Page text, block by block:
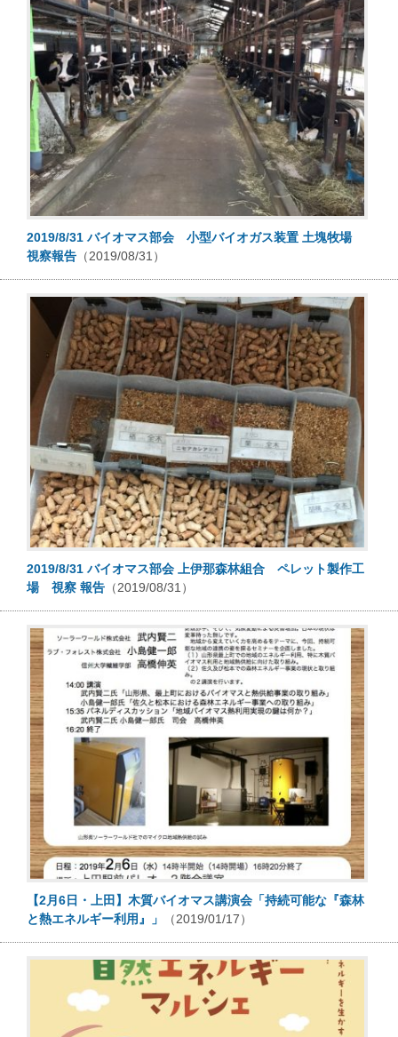
2019/8/31 バイオマス部会 小型バイオガス装置 土塊牧場
視察報告 （2019/08/31）
2019/8/31 バイオマス部会 上伊那森林組合 ペレット製作工
場 視察 報告 （2019/08/31）
【2月6日・上田】木質バイオマス講演会「持続可能な『森林
と熱エネルギー利用』」
（2019/01/17）